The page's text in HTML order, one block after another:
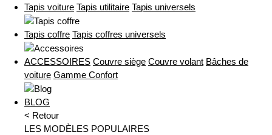
Tapis voiture Tapis utilitaire Tapis universels
Tapis coffre Tapis coffres universels
ACCESSOIRES Couvre siège Couvre volant Bâches de
voiture Gamme Confort
BLOG
< Retour
LES MODÈLES POPULAIRES